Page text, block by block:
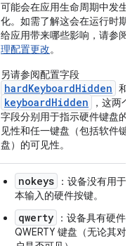
可能会在应用生命周期中发生
化。如需了解这会在运行时期
给应用带来哪些影响，请参阅
理配置更改。
另请参阅配置字段
hardKeyboardHidden 和
keyboardHidden
，这两个
字段分别用于指示硬件键盘的
见性和任一键盘（包括软件键
盘）的可见性。
nokeys
：设备没有用于文
本输入的硬件按键。
qwerty
：设备具有硬件
QWERTY 键盘（无论其对用